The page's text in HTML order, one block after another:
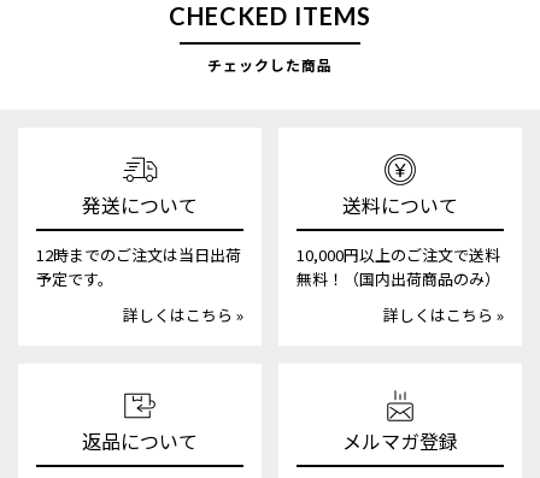
CHECKED ITEMS
チェックした商品
発送について
12時までのご注文は当日出荷
予定です。
詳しくはこちら »
送料について
10,000円以上のご注文で送料
無料！（国内出荷商品のみ）
詳しくはこちら »
返品について メルマガ登録